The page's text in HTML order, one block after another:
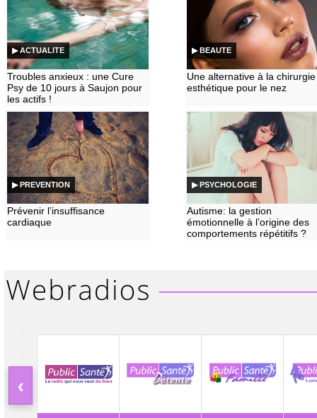
▶ ACTUALITE
Troubles anxieux : une Cure
Psy de 10 jours à Saujon pour
les actifs !
▶ BEAUTE
Une alternative à la chirurgie
esthétique pour le nez
▶ PREVENTION
Prévenir l’insuffisance
cardiaque
▶ PSYCHOLOGIE
Autisme: la gestion
émotionnelle à l’origine des
comportements répétitifs ?
‹